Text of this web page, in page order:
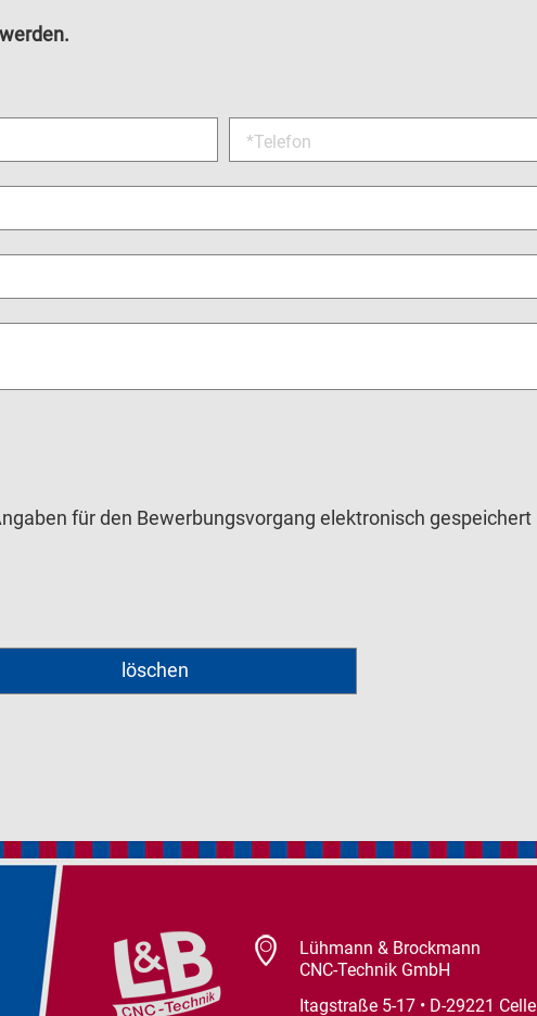
*Telefon
für den Bewerbungsvorgang elektronisch gespeichert
Lühmann & Brockmann
CNC-Technik GmbH
Itagstraße 5-17 • D-29221 Celle